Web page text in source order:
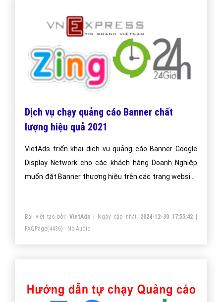
Dịch vụ chạy quảng cáo Banner chất
lượng hiệu quả 2021
VietAds triển khai dịch vụ quảng cáo Banner Google
Display Network cho các khách hàng Doanh Nghiệp
muốn đặt Banner thương hiệu trên các trang website
Bài viết tạo bởi:VietAds | Ngày cập nhật: 2024-12-30 17:55:42
FAQPage(4436) - No Audio